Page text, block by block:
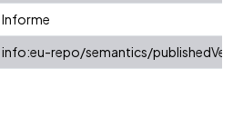
Informe
info:eu-repo/semantics/